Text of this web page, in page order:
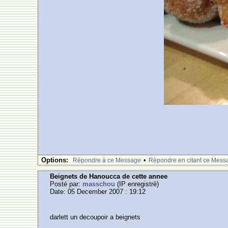
Options: Rèpondre à ce Message • Rèpondre en citant ce
Beignets de Hanoucca de cette annee
Posté par: masschou (IP enregistrè)
Date: 05 December 2007 : 19:12
darlett un decoupoir a beignets